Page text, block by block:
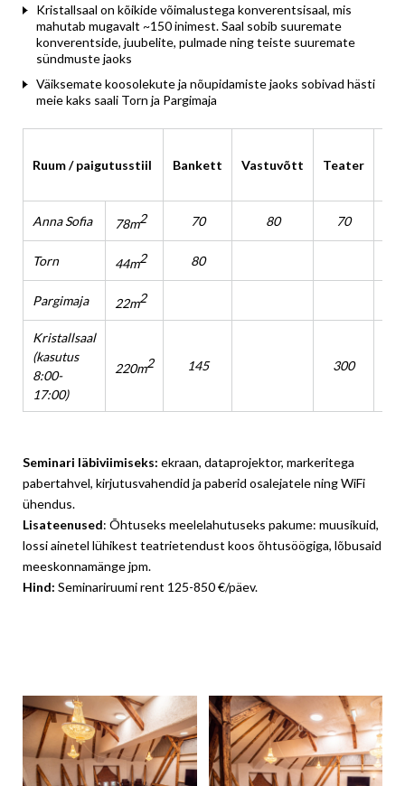
Kristallsaal on kõikide võimalustega konverentsisaal, mis
mahutab mugavalt ~150 inimest. Saal sobib suuremate
konverentside, juubelite, pulmade ning teiste suuremate
sündmuste jaoks
Väiksemate koosolekute ja nõupidamiste jaoks sobivad hästi
meie kaks saali Torn ja Pargimaja
Ruum / paigutusstiil Bankett Vastuvõtt Teater
Anna Sofia 78m2 70 80 70
Torn 44m2 80
Pargimaja 22m2
Kristallsaal
(kasutus
8:00-
17:00)
220m2 145 300
Seminari läbiviimiseks: ekraan, dataprojektor, markeritega
pabertahvel, kirjutusvahendid ja paberid osalejatele ning WiFi
ühendus.
Lisateenused: Õhtuseks meelelahutuseks pakume: muusikuid,
lossi ainetel lühikest teatrietendust koos õhtusöögiga, lõbusaid
meeskonnamänge jpm.
Hind: Seminariruumi rent 125-850 €/päev.